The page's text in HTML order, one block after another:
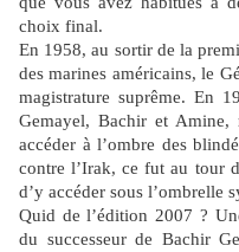
choix final.
En 1958, au sortir de la
des marines américains, le
magistrature suprême. En
Gemayel, Bachir et
accéder à l’ombre des
contre l’Irak, ce fut au tour
d’y accéder sous l’ombrelle
Quid de l’édition 2007 ?
du successeur de Bachir